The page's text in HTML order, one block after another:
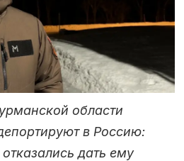
области
в Россию:
дать ему